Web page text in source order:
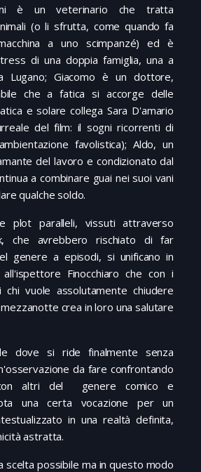
è un veterinario che tratta
(o li sfrutta, come quando fa
a uno scimpanzé) ed è
di una doppia famiglia, una a
Lugano; Giacomo è un dottore,
che a fatica si accorge delle
e solare collega Sara D'amario
del film: il sogni ricorrenti di
favolistica); Aldo, un
del lavoro e condizionato dal
a combinare guai nei suoi vani
qualche soldo.
plot paralleli, vissuti attraverso
che avrebbero rischiato di far
genere a episodi, si unificano in
Finocchiaro che con i
vuole assolutamente chiudere
crea in loro una salutare
dove si ride finalmente senza
da fare confrontando
altri del genere comico e
una certa vocazione per un
in una realtà definita,
astratta.
scelta possibile ma in questo modo